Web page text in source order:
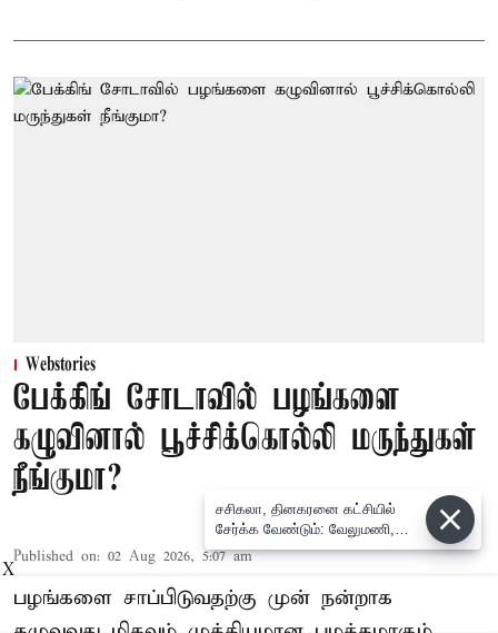
Webstories
பேக்கிங் சோடாவில் பழங்களை
கழுவினால் பூச்சிக்கொல்லி மருந்துகள்
நீங்குமா?
Published on: 02 Aug 2026, 5:07 am
பழங்களை சாப்பிடுவதற்கு முன் நன்றாக
X
சசிகலா, தினகரனை கட்சியில்
சேர்க்க வேண்டும்: வேலுமணி,
விஸ்வநாதன் மீண்டும் போர்க்கொடி